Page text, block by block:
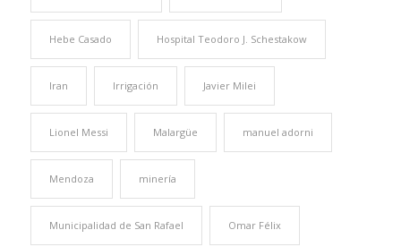
Hebe Casado Hospital Teodoro J. Schestakow
Iran Irrigación Javier Milei
Lionel Messi Malargüe manuel adorni
Mendoza minería
Municipalidad de San Rafael Omar Félix